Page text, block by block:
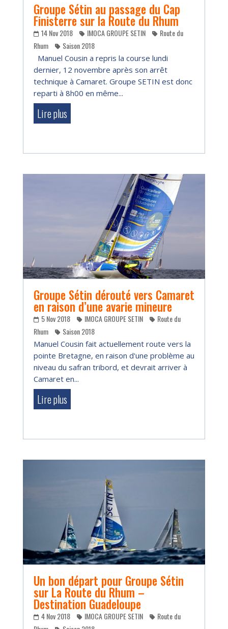
Groupe Sétin au passage du Cap
Finisterre sur la Route du Rhum
14 Nov 2018 IMOCA GROUPE SETIN
Route du
Rhum
Saison 2018
Manuel Cousin a repris la course lundi
dernier, 12 novembre après son arrêt
technique à Camaret. Groupe SETIN est donc
reparti à 8h00 en même...
Lire plus
Groupe Sétin dérouté vers Camaret
en raison d’une avarie mineure
5 Nov 2018 IMOCA GROUPE SETIN
Route du
Rhum
Saison 2018
Manuel Cousin fait actuellement route vers la
pointe Bretagne, en raison d'une problème au
niveau du safran tribord, et devrait arriver à
Camaret en...
Lire plus
Un bon départ pour Groupe Sétin
sur La Route du Rhum –
Destination Guadeloupe
4 Nov 2018 IMOCA GROUPE SETIN
Route du